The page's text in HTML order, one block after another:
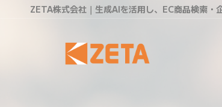
ZETA株式会社｜生成AIを活用し、EC商品検索